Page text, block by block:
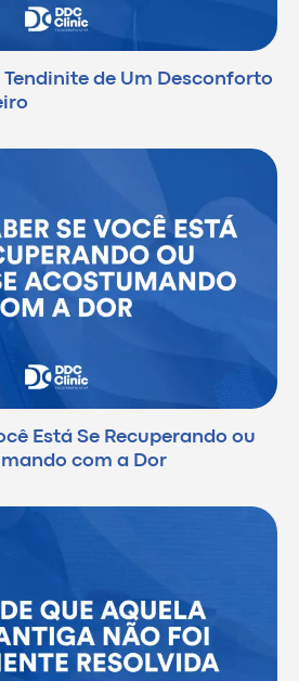
de Um Desconforto
Está Se Recuperando ou
com a Dor